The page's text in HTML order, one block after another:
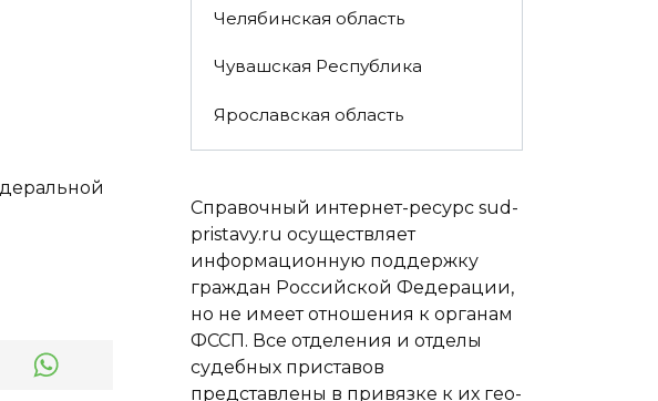
Челябинская область
Чувашская Республика
Ярославская область
Справочный интернет-ресурс sud-
pristavy.ru осуществляет
информационную поддержку
граждан Российской Федерации,
но не имеет отношения к органам
ФССП. Все отделения и отделы
судебных приставов
представлены в привязке к их гео-